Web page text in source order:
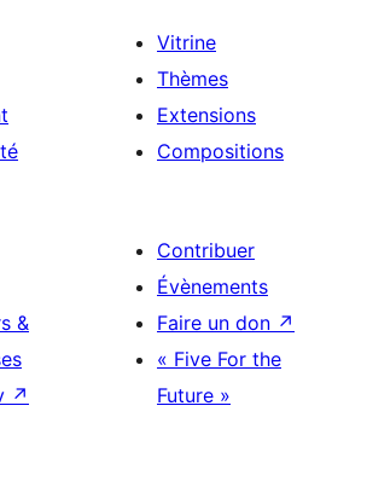
Vitrine
Thèmes
Extensions
Compositions
&
↗
Contribuer
Évènements
Faire un don ↗
« Five For the
Future »